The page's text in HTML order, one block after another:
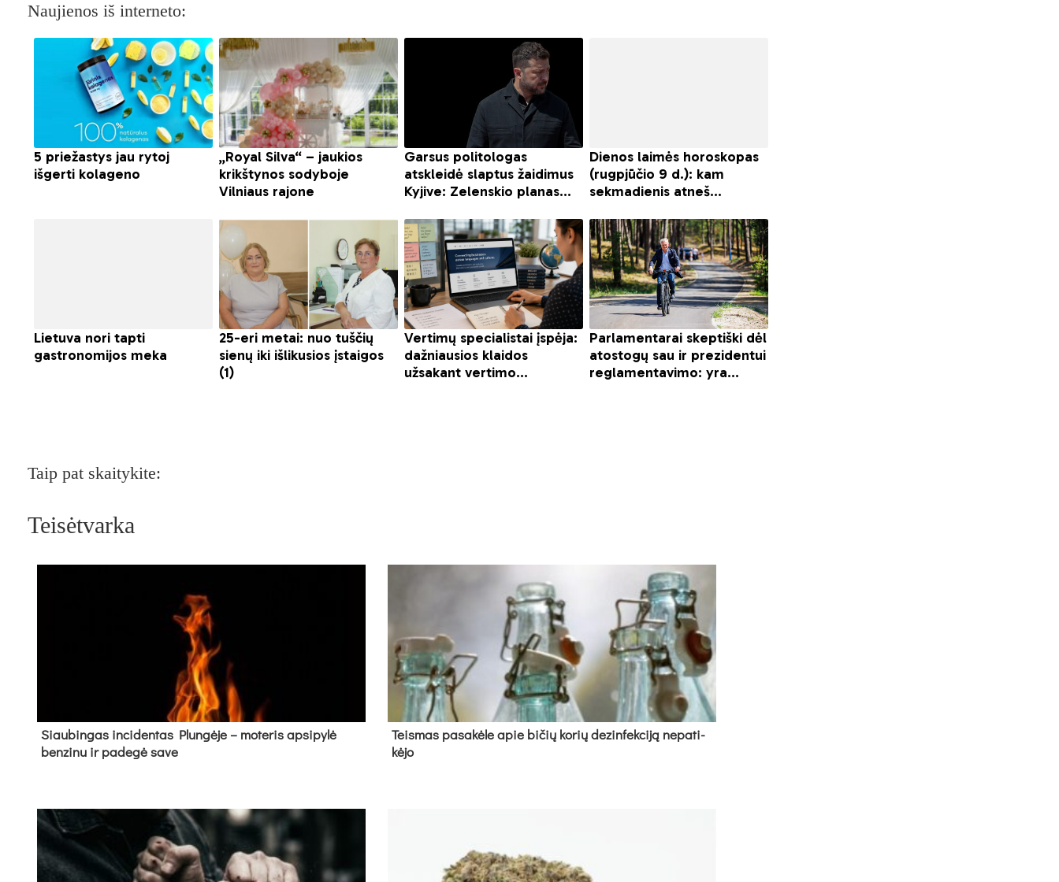
Naujienos iš interneto:
Taip pat skaitykite:
Teisėtvarka
Siau­bin­gas in­ci­den­tas Plun­gė­je – mo­te­ris ap­si­py­lė
ben­zi­nu ir pa­de­gė sa­ve
Teis­mas pa­sa­kė­le apie bi­čių ko­rių de­zin­fek­ci­ją ne­pa­ti­
kė­jo